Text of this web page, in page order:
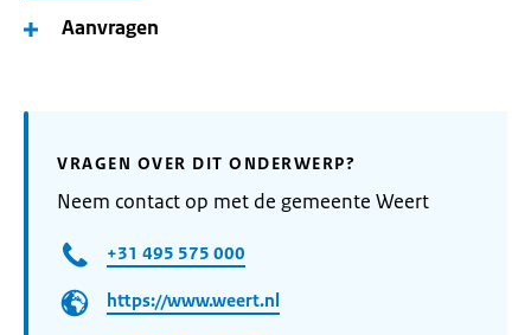
Aanvragen
VRAGEN OVER DIT ONDERWERP?
Neem contact op met de gemeente Weert
+31 495 575 000
https://www.weert.nl